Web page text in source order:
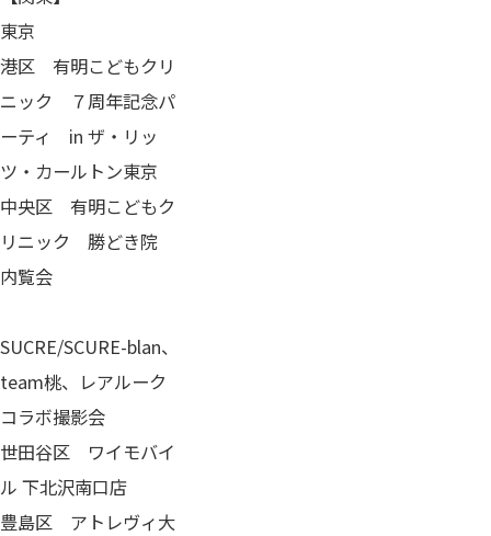
東京​
港区 有明こどもクリ
ニック ７周年記念パ
ーティ in ザ・リッ
ツ・カールトン東京
中央区 有明こどもク
リニック 勝どき院
内覧会
SUCRE/SCURE-blan、
team桃、レアルーク
コラボ撮影会
世田谷区 ワイモバイ
ル 下北沢南口店
豊島区 アトレヴィ大